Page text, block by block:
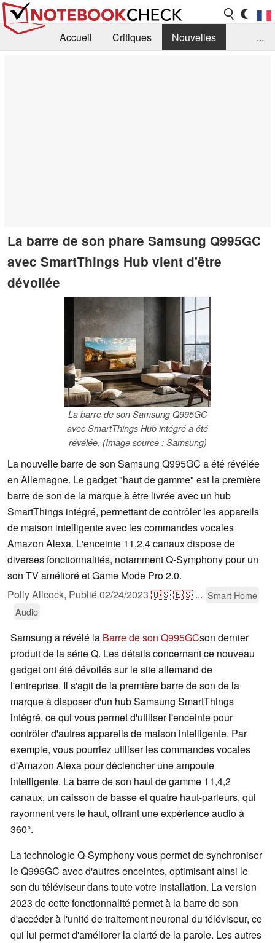
Accueil Critiques
Nouvelles
...
La barre de son phare Samsung Q995GC
avec SmartThings Hub vient d'être
dévoilée
La barre de son Samsung Q995GC
avec SmartThings Hub intégré a été
révélée. (Image source : Samsung)
La nouvelle barre de son Samsung Q995GC a été révélée
en Allemagne. Le gadget "haut de gamme" est la première
barre de son de la marque à être livrée avec un hub
SmartThings intégré, permettant de contrôler les appareils
de maison intelligente avec les commandes vocales
Amazon Alexa. L'enceinte 11,2,4 canaux dispose de
diverses fonctionnalités, notamment Q-Symphony pour un
son TV amélioré et Game Mode Pro 2.0.
Polly Allcock, Publié02/24/2023 🇺🇸🇪🇸 ... Smart Home
Audio
Samsung a révélé la Barre de son Q995GCson dernier
produit de la série Q. Les détails concernant ce nouveau
gadget ont été dévoilés sur le site allemand de
l'entreprise. Il s'agit de la première barre de son de la
marque à disposer d'un hub Samsung SmartThings
intégré, ce qui vous permet d'utiliser l'enceinte pour
contrôler d'autres appareils de maison intelligente. Par
exemple, vous pourriez utiliser les commandes vocales
d'Amazon Alexa pour déclencher une ampoule
intelligente. La barre de son haut de gamme 11,4,2
canaux, un caisson de basse et quatre haut-parleurs, qui
rayonnent vers le haut, offrant une expérience audio à
360°.
La technologie Q-Symphony vous permet de synchroniser
le Q995GC avec d'autres enceintes, optimisant ainsi le
son du téléviseur dans toute votre installation. La version
2023 de cette fonctionnalité permet à la barre de son
d'accéder à l'unité de traitement neuronal du téléviseur, ce
qui lui permet d'améliorer la clarté de la parole. Les autres